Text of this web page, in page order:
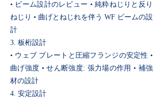
• ビーム設計のレビュー • 純粋ねじりと反り
ねじり • 曲げとねじれを伴う WF ビームの設
計
3. 板桁設計
• ウェブ プレートと圧縮フランジの安定性 •
曲げ強度 • せん断強度: 張力場の作用 • 補強
材の設計
4. 安定設計